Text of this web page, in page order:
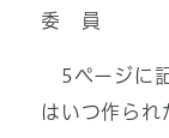
委 員
5ページに
はいつ作られ